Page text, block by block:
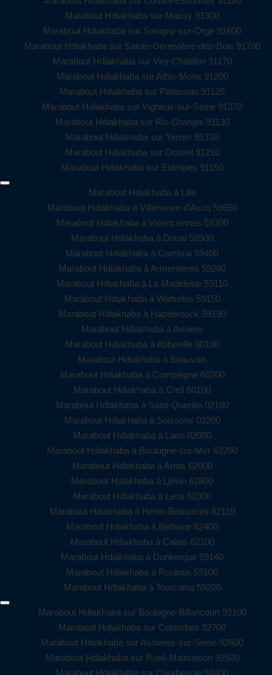
Marabout Hdiakhaba sur Massy 91300
Marabout Hdiakhaba sur Savigny-sur-Orge 91600
Marabout Hdiakhaba sur Sainte-Geneviève-des-Bois 91700
Marabout Hdiakhaba sur Viry-Châtillon 91170
Marabout Hdiakhaba sur Athis-Mons 91200
Marabout Hdiakhaba sur Palaiseau 91120
Marabout Hdiakhaba sur Vigneux-sur-Seine 91270
Marabout Hdiakhaba sur Ris-Orangis 91130
Marabout Hdiakhaba sur Yerres 91330
Marabout Hdiakhaba sur Draveil 91210
Marabout Hdiakhaba sur Étampes 91150
Marabout Hdiakhaba à Lille
Marabout Hdiakhaba à Villeneuve-d'Ascq 59650
Marabout Hdiakhaba à Valenciennes 59300
Marabout Hdiakhaba à Douai 59500
Marabout Hdiakhaba à Cambrai 59400
Marabout Hdiakhaba à Armentières 59280
Marabout Hdiakhaba à La Madeleine 59110
Marabout Hdiakhaba à Wattrelos 59150
Marabout Hdiakhaba à Hazebrouck 59190
Marabout Hdiakhaba à Amiens
Marabout Hdiakhaba à Abbeville 80100
Marabout Hdiakhaba à Beauvais
Marabout Hdiakhaba à Compiègne 60200
Marabout Hdiakhaba à Creil 60100
Marabout Hdiakhaba à Saint-Quentin 02100
Marabout Hdiakhaba à Soissons 02200
Marabout Hdiakhaba à Laon 02000
Marabout Hdiakhaba à Boulogne-sur-Mer 62200
Marabout Hdiakhaba à Arras 62000
Marabout Hdiakhaba à Liévin 62800
Marabout Hdiakhaba à Lens 62300
Marabout Hdiakhaba à Hénin-Beaumont 62110
Marabout Hdiakhaba à Béthune 62400
Marabout Hdiakhaba à Calais 62100
Marabout Hdiakhaba à Dunkerque 59140
Marabout Hdiakhaba à Roubaix 59100
Marabout Hdiakhaba à Tourcoing 59200
Marabout Hdiakhaba sur Boulogne-Billancourt 92100
Marabout Hdiakhaba sur Colombes 92700
Marabout Hdiakhaba sur Asnières-sur-Seine 92600
Marabout Hdiakhaba sur Rueil-Malmaison 92500